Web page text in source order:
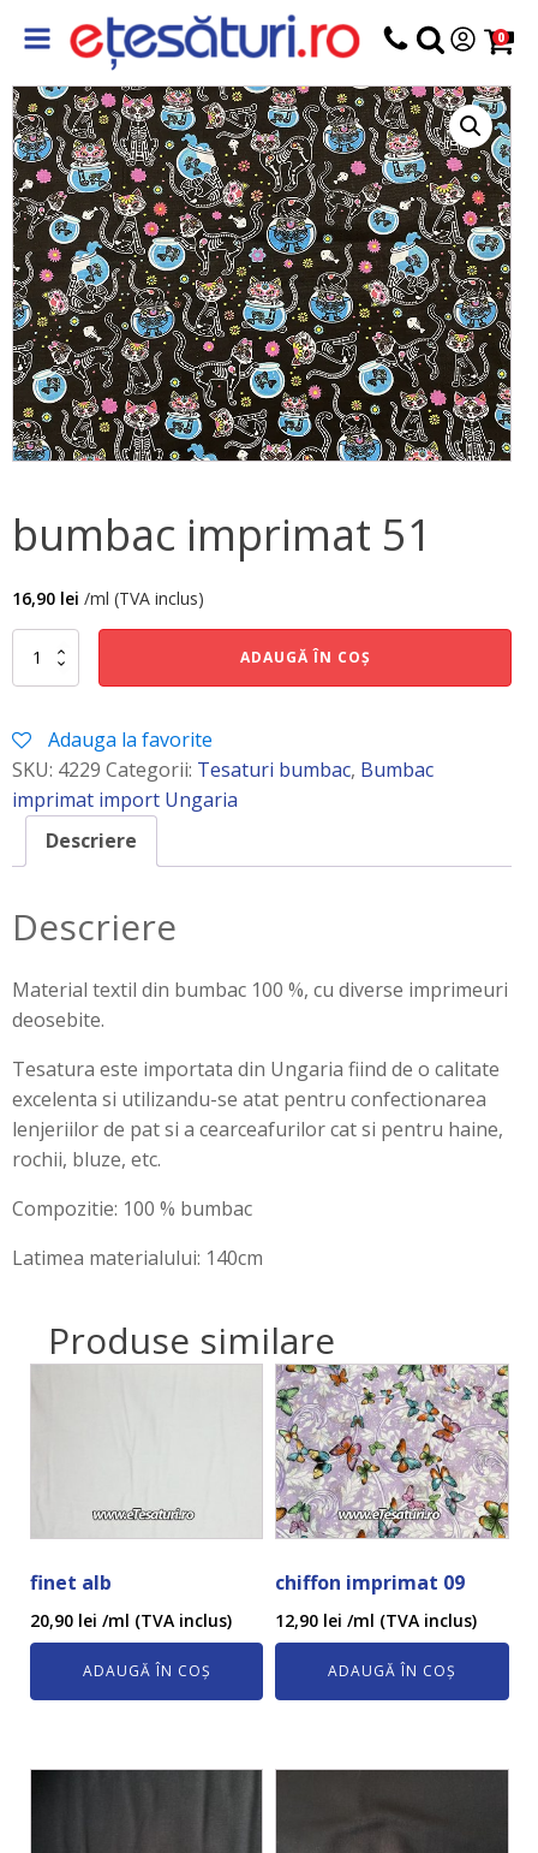
0
bumbac imprimat 51
16,90 lei /ml (TVA inclus)
Cantitate
bumbac
ADAUGĂ ÎN COȘ
Adauga la favorite
SKU: 4229 Categorii: Tesaturi bumbac, Bumbac
imprimat import Ungaria
Descriere
Descriere
Material textil din bumbac 100 %, cu diverse imprimeuri
deosebite.
Tesatura este importata din Ungaria fiind de o calitate
excelenta si utilizandu-se atat pentru confectionarea
lenjeriilor de pat si a cearceafurilor cat si pentru haine,
rochii, bluze, etc.
Compozitie: 100 % bumbac
Latimea materialului: 140cm
Produse similare
finet alb
20,90 lei /ml (TVA inclus)
ADAUGĂ ÎN COȘ
chiffon imprimat 09
12,90 lei /ml (TVA inclus)
ADAUGĂ ÎN COȘ